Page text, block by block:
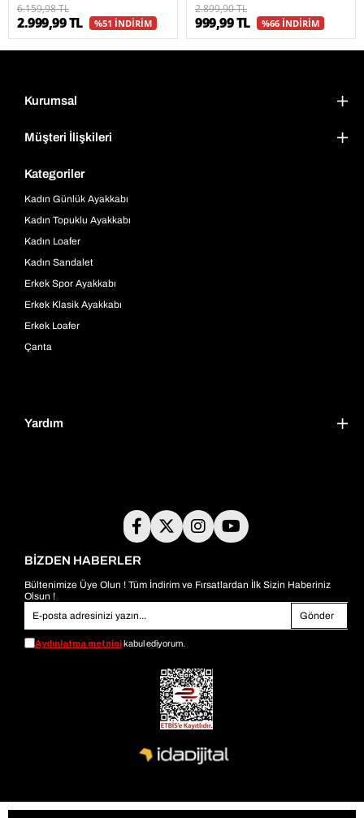
6.159,98 TL
2.999,99 TL %51 İNDİRİM
2.899,90 TL
999,99 TL %66 İNDİRİM
Kurumsal
Müşteri İlişkileri
Kategoriler
Kadın Günlük Ayakkabı
Kadın Topuklu Ayakkabı
Kadın Loafer
Kadın Sandalet
Erkek Spor Ayakkabı
Erkek Klasik Ayakkabı
Erkek Loafer
Çanta
Yardım
BİZDEN HABERLER
Bültenimize Üye Olun ! Tüm İndirim ve Fırsatlardan İlk Sizin Haberiniz
Olsun !
Gönder
Aydınlatma metninikabul ediyorum.